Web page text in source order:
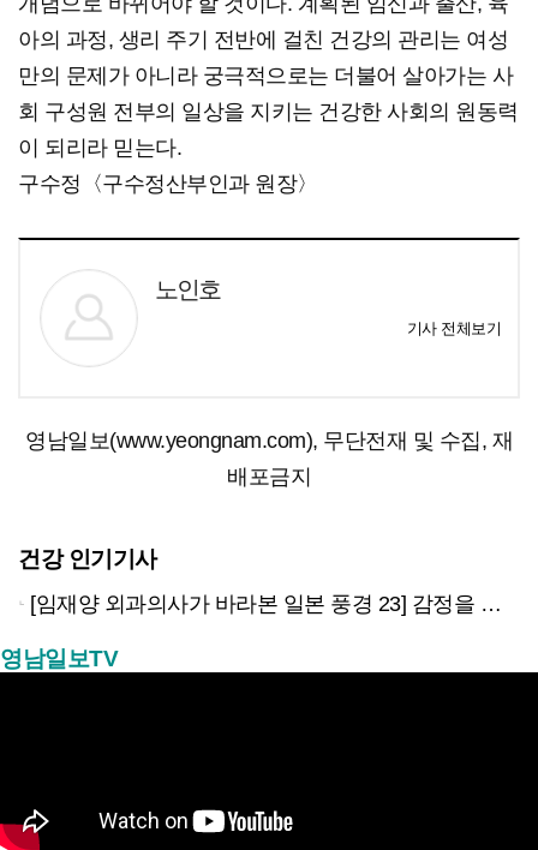
아의 과정, 생리 주기 전반에 걸친 건강의 관리는 여성
만의 문제가 아니라 궁극적으로는 더불어 살아가는 사
회 구성원 전부의 일상을 지키는 건강한 사회의 원동력
이 되리라 믿는다.
구수정〈구수정산부인과 원장〉
노인호
기사 전체보기
영남일보(www.yeongnam.com), 무단전재 및 수집, 재
배포금지
건강 인기기사
[임재양 외과의사가 바라본 일본 풍경 23] 감정을 넘어 전략으로: 국가의 사죄
영남일보TV